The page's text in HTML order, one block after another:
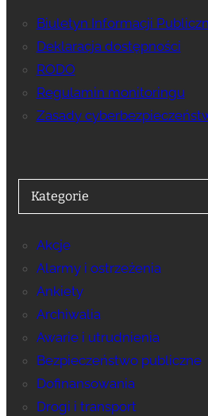
Biuletyn Informacji
Deklaracja dostępności
RODO
Regulamin monitoringu
Zasady
Kategorie
Akcje
Alarmy i ostrzeżenia
Ankiety
Archiwalia
Awarie i utrudnienia
Bezpieczeństwo publiczne
Dofinansowania
Drogi i transport